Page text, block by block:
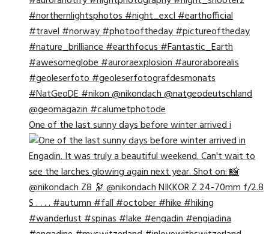
One of the last sunny days before winter arrived i